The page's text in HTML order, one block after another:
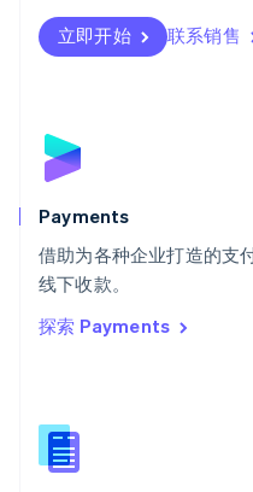
立即开始 联系销售
Payments
借助为各种企业打造的支
线下收款。
探索 Payments
瑞士
DeutschFrançais
English
斯洛文尼亚
泰国
ไทยEnglish
希腊
English
西班牙
新西兰
English
匈牙利